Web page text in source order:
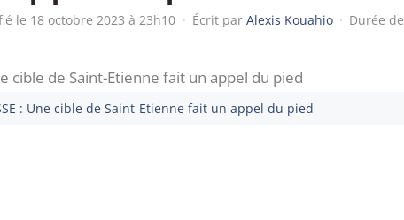
le 18 octobre 2023 à 23h10 · Écrit par Alexis Kouahio · Durée de
: Une cible de Saint-Etienne fait un appel du pied